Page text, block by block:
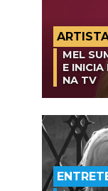
MEL
E
NA TV